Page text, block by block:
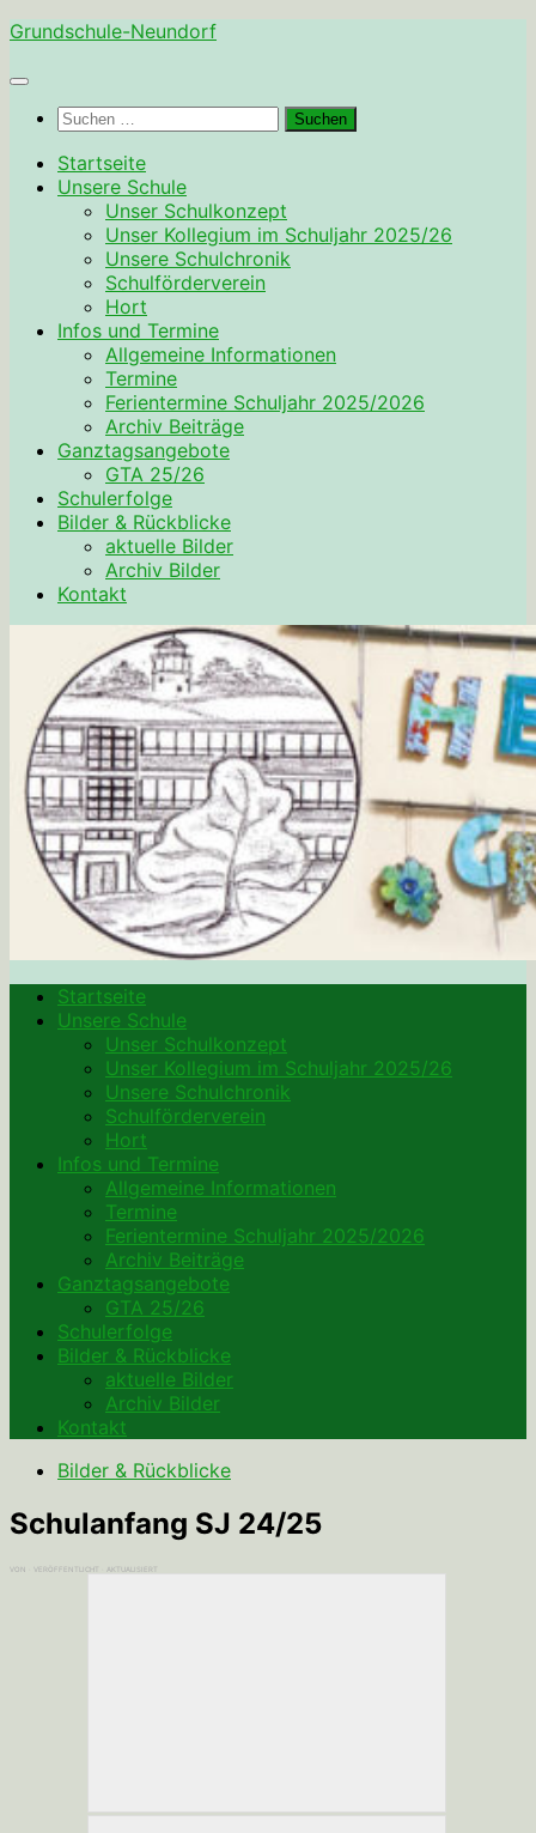
Zum
springen
Grundschule-Neundorf
Suchen
Startseite
Unsere Schule
Unser Schulkonzept
Unser Kollegium im Schuljahr 2025/26
Unsere Schulchronik
Schulförderverein
Hort
Infos und Termine
Allgemeine Informationen
Termine
Ferientermine Schuljahr 2025/2026
Archiv Beiträge
Ganztagsangebote
GTA 25/26
Schulerfolge
Bilder & Rückblicke
aktuelle Bilder
Archiv Bilder
Kontakt
Startseite
Unsere Schule
Unser Schulkonzept
Unser Kollegium im Schuljahr 2025/26
Unsere Schulchronik
Schulförderverein
Hort
Infos und Termine
Allgemeine Informationen
Termine
Ferientermine Schuljahr 2025/2026
Archiv Beiträge
Ganztagsangebote
GTA 25/26
Schulerfolge
Bilder & Rückblicke
aktuelle Bilder
Archiv Bilder
Kontakt
Bilder & Rückblicke
Schulanfang SJ 24/25
VON · VERÖFFENTLICHT · AKTUALISIERT